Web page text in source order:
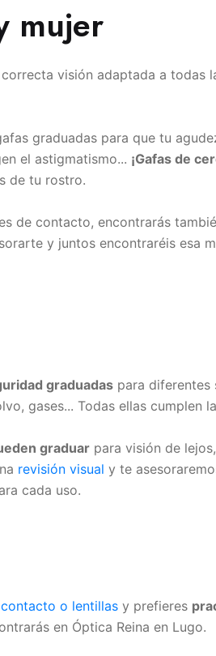
mujer
visión adaptada a todas
graduadas para que tu
el astigmatismo... ¡Gafas de
de tu rostro.
de contacto, encontrarás
y juntos encontraréis esa
graduadas para diferentes
gases... Todas ellas cumplen
graduar para visión de
revisión visual y te
cada uso.
o lentillas y prefieres
en Óptica Reina en Lugo.